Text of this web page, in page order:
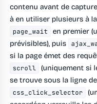
contenu avant de
à en utiliser plusieurs à
page_wait
en premier
prévisibles), puis
si la page émet des
scroll
(uniquement si
se trouve sous la ligne
css_click_selector